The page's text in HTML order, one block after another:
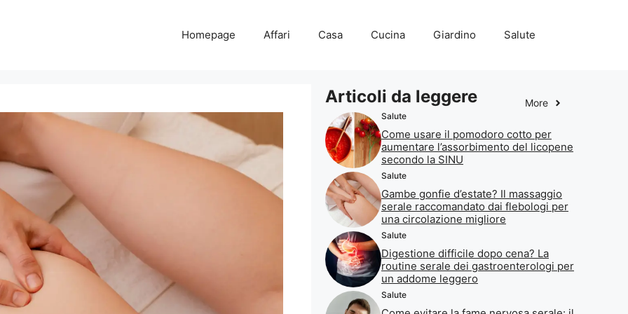
Homepage Affari Casa Cucina Giardino Salute
Articoli da leggere More
Salute
Come usare il pomodoro cotto per
aumentare l’assorbimento del licopene
secondo la SINU
Salute
Gambe gonfie d’estate? Il massaggio
serale raccomandato dai flebologi per
una circolazione migliore
Salute
Digestione difficile dopo cena? La
routine serale dei gastroenterologi per
un addome leggero
Salute